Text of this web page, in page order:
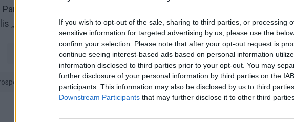
If you wish to opt-out of the sale, sharing to third parties, or processing
sensitive information for targeted advertising by us, please use the
confirm your selection. Please note that after your opt-out request is
continue seeing interest-based ads based on personal information
information disclosed to third parties prior to your opt-out. You may
further disclosure of your personal information by third parties on the
participants. This information may also be disclosed by us to third
Downstream Participants that may further disclose it to other third
Pareigūnams atvykus į avarijos vietą paaiškėjo, kad su motociklu
„Volvo“.
susidūrė mašina motociklas
tik Lrytas.TV